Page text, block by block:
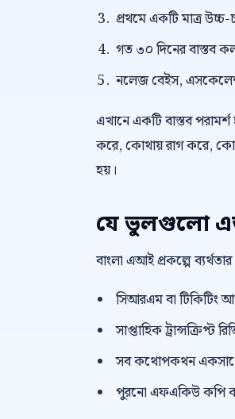
প্রথমে একটি মাত্র উচ্চ-
গত ৩০ দিনের বাস্তব
নলেজ বেইস,
এখানে একটি বাস্তব
করে, কোথায় রাগ করে,
হয়।
যে ভুলগুলো
বাংলা এআই প্রকল্পে
সিআরএম বা টিকিটিং
সাপ্তাহিক
সব কথোপকথন
পুরনো এফএকিউ কপি